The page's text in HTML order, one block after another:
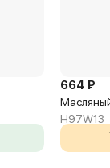
664 ₽
H97W13